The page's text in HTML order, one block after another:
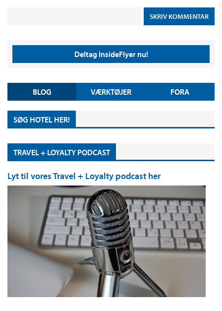
Deltag InsideFlyer nu!
BLOG VÆRKTØJER FORA
SØG HOTEL HER!
TRAVEL + LOYALTY PODCAST
Lyt til vores Travel + Loyalty podcast her